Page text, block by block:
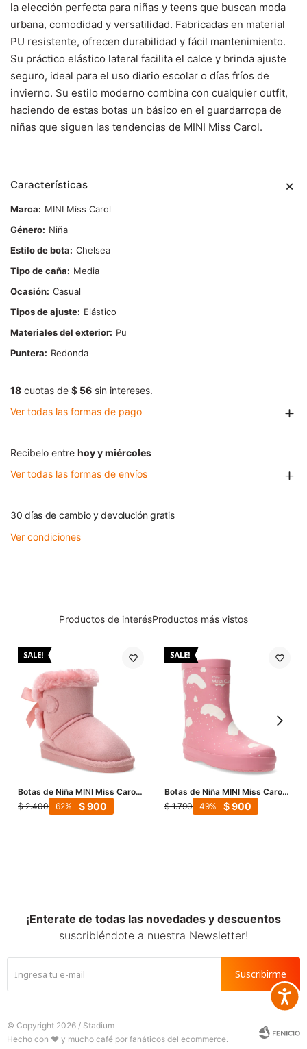
la elección perfecta para niñas y teens que buscan moda
urbana, comodidad y versatilidad. Fabricadas en material
PU resistente, ofrecen durabilidad y fácil mantenimiento.
Su práctico elástico lateral facilita el calce y brinda ajuste
seguro, ideal para el uso diario escolar o días fríos de
invierno. Su estilo moderno combina con cualquier outfit,
haciendo de estas botas un básico en el guardarropa de
niñas que siguen las tendencias de MINI Miss Carol.
Características
Marca
MINI Miss Carol
Género
Niña
Estilo de bota
Chelsea
Tipo de caña
Media
Ocasión Casual
Tipos de ajuste
Elástico
Materiales del exterior
Pu
Puntera
Redonda
18 cuotas de $ 56 sin intereses.
Ver todas las formas de pago
Recibelo entre hoy y miércoles
Ver todas las formas de envíos
30 días de cambio y devolución gratis
Ver condiciones
Productos de interésProductos más vistos
Botas de Niña MINI Miss Carol
Teipi - Rosado
$ 2.400 $900
62
Botas de Niña MINI Miss Carol
SHEPP de lluvia con dibujos -
Rosado
$ 1.790 $900
49
¡Enterate de todas las novedades y descuentos
suscribiéndote a nuestra Newsletter!
Suscribirme
© Copyright 2026 / Stadium